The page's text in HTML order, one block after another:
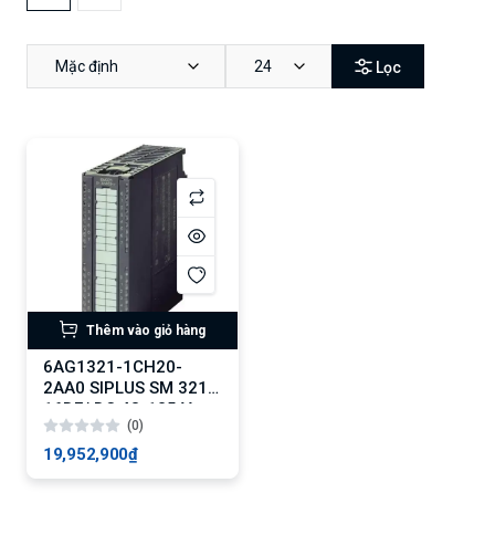
Mặc định 24 Lọc
Thêm vào giỏ hàng
6AG1321-1CH20-
2AA0 SIPLUS SM 321
16DE/ DC 48-125 V
(0)
19,952,900₫